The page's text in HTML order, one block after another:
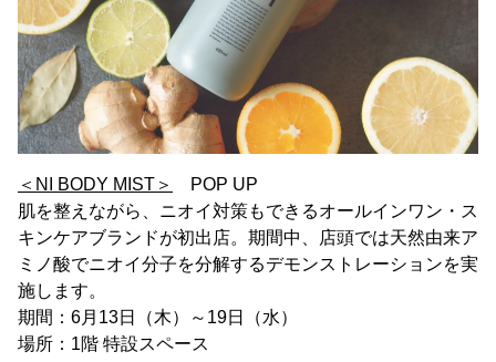
＜NI BODY MIST＞
POP UP
肌を整えながら、ニオイ対策もできるオールインワン・ス
キンケアブランドが初出店。期間中、店頭では天然由来ア
ミノ酸でニオイ分子を分解するデモンストレーションを実
施します。
期間：6月13日（木）～19日（水）
場所：1階 特設スペース